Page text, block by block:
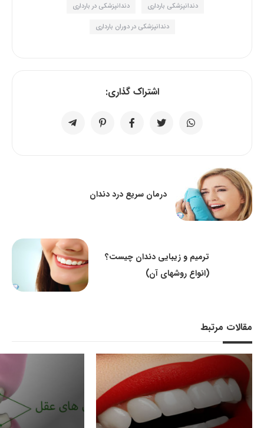
دندانپزشکی بارداری دندانپزشکی در بارداری
دندانپزشکی در دوران بارداری
اشتراک گذاری:
درمان سریع درد دندان
ترمیم و زیبایی دندان چیست؟
(انواع روشهای آن)
مقالات مرتبط